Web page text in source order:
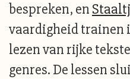
bespreken, en
vaardigheid trainen
lezen van rijke
genres. De lessen